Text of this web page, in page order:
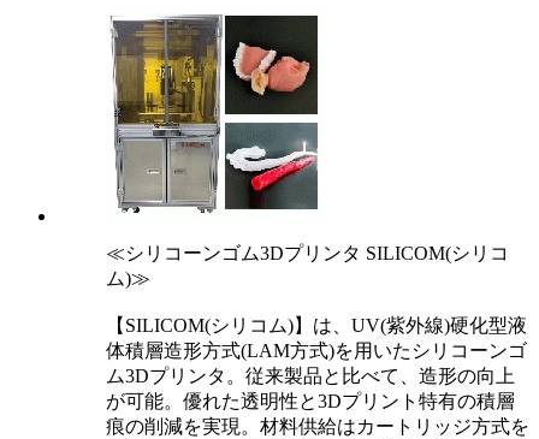
≪シリコーンゴム3Dプリンタ SILICOM(シリコ
ム)≫
【SILICOM(シリコム)】は、UV(紫外線)硬化型液
体積層造形方式(LAM方式)を用いたシリコーンゴ
ム3Dプリンタ。従来製品と比べて、造形の向上
が可能。優れた透明性と3Dプリント特有の積層
痕の削減を実現。材料供給はカートリッジ方式を